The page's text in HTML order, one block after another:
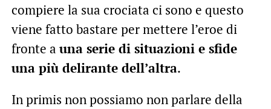
compiere la sua crociata ci sono e questo
viene fatto bastare per mettere l’eroe di
fronte a una serie di situazioni e sfide
una più delirante dell’altra.
In primis non possiamo non parlare della